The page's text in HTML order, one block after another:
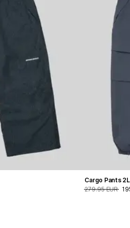
Cargo Pants 2L
279.95 EUR